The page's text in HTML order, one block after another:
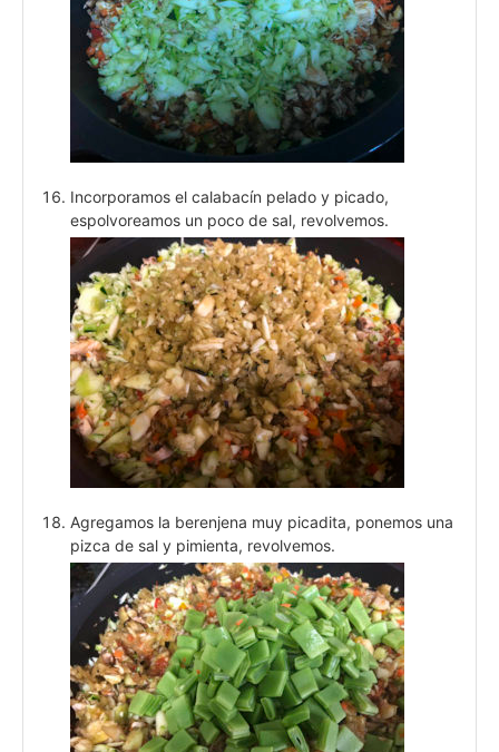
Incorporamos el calabacín pelado y picado,
espolvoreamos un poco de sal, revolvemos.
Agregamos la berenjena muy picadita, ponemos una
pizca de sal y pimienta, revolvemos.